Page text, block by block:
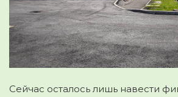
Сейчас осталось лишь навести